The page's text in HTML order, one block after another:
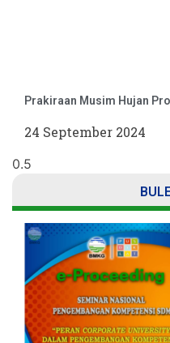
Prakiraan Musim Hujan
24 September 2024